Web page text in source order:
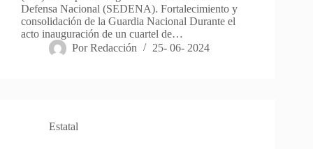
Defensa Nacional (SEDENA). Fortalecimiento y
consolidación de la Guardia Nacional Durante el
acto inauguración de un cuartel de…
Por Redacción 25- 06- 2024
Estatal